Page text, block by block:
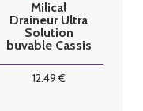
Milical
Draineur Ultra
Solution
buvable Cassis
12.49€